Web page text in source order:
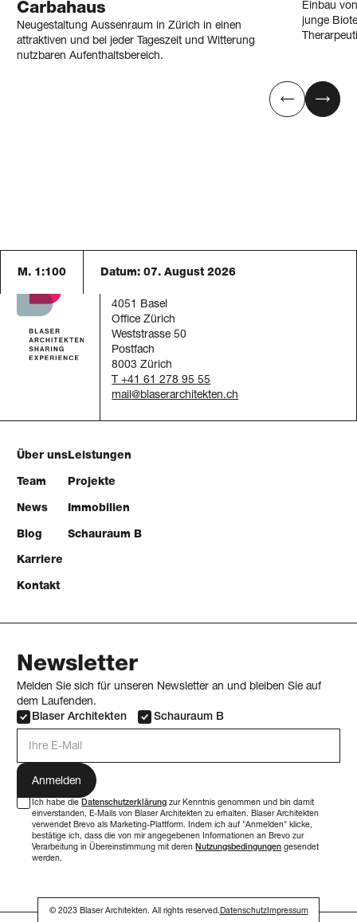
Carbahaus
Neugestaltung Aussenraum in Zürich in einen
attraktiven und bei jeder Tageszeit und Witterung
nutzbaren Aufenthaltsbereich.
Einbau
junge
M. 1:100 Datum: 07. August 2026
Blaser Architekten AG
4051 Basel
Office Zürich
Weststrasse 50
Postfach
8003 Zürich
T +41 61 278 95 55
mail
Über uns
Team
News
Blog
Karriere
Kontakt
Leistungen
Projekte
Immobilien
Schauraum B
Newsletter
Melden Sie sich für unseren Newsletter an und bleiben Sie auf
dem Laufenden.
Blaser Architekten
Schauraum B
Ich habe dieDatenschutzerklärung zur Kenntnis genommen und bin damit
einverstanden, E-Mails von Blaser Architekten zu erhalten. Blaser Architekten
verwendet Brevo als Marketing-Plattform. Indem ich auf "Anmelden" klicke,
bestätige ich, dass die von mir angegebenen Informationen an Brevo zur
Verarbeitung in Übereinstimmung mit derenNutzungsbedingungen gesendet
werden.
© 2023 Blaser Architekten. All rights reserved.DatenschutzImpressum